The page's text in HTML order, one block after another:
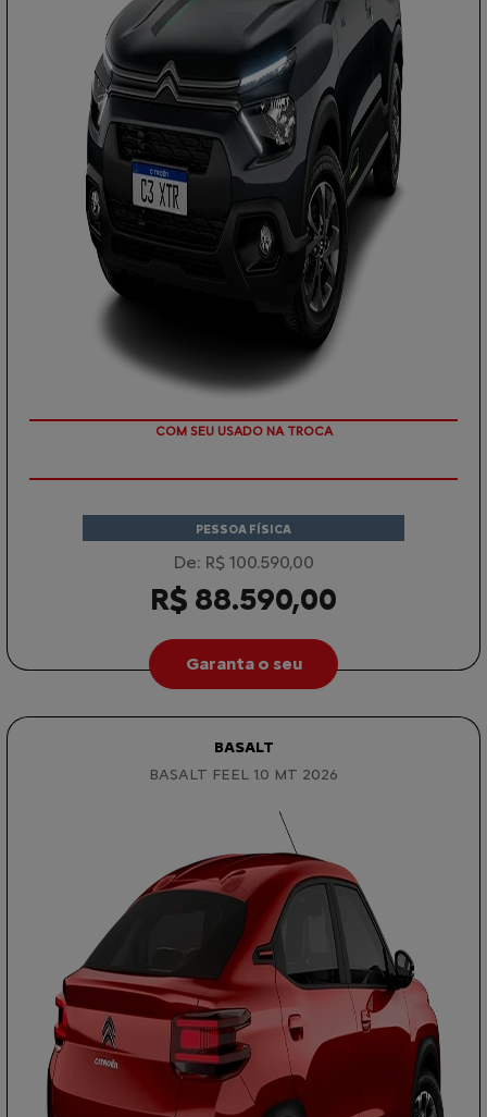
COM SEU USADO NA TROCA
PESSOA FÍSICA
De: R$ 100.590,00
R$ 88.590,00
Garanta o seu
BASALT
BASALT FEEL 1.0 MT 2026